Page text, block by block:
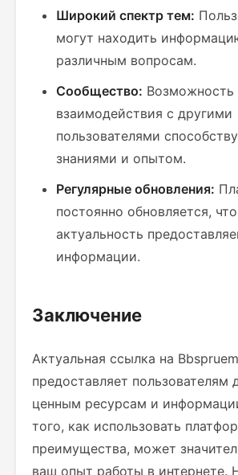
Широкий спектр тем:
могут находить
различным вопросам.
Сообщество: Возможность
взаимодействия с другими
пользователями
знаниями и опытом.
Регулярные обновления:
постоянно обновляется,
актуальность
информации.
Заключение
Актуальная ссылка на Bbspruem
предоставляет пользователям
ценным ресурсам и
того, как использовать
преимущества, может
ваш опыт работы в интернете.